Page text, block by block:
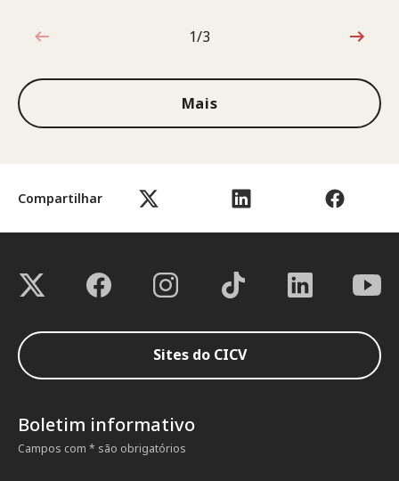
Compartilhar
1 de 3
1/3
Mais
Sites do CICV
Boletim informativo
Campos com * são obrigatórios